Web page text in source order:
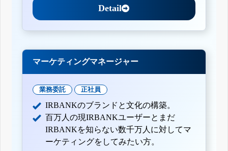
Detail
マーケティングマネージャー
業務委託 正社員
IRBANKのブランドと文化の構築。
百万人の現IRBANKユーザーとまだ
IRBANKを知らない数千万人に対してマ
ーケティングをしてみたい方。